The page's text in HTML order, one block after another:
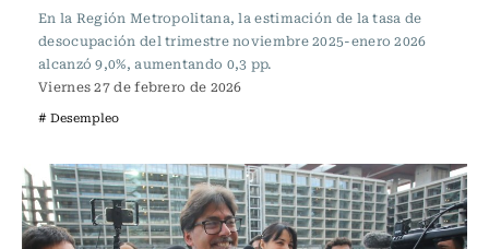
En la Región Metropolitana, la estimación de la tasa de
desocupación del trimestre noviembre 2025-enero 2026
alcanzó 9,0%, aumentando 0,3 pp.
Viernes 27 de febrero de 2026
# Desempleo